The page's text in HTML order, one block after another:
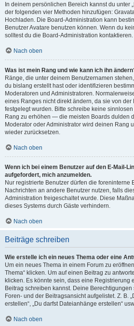
In deinem persönlichen Bereich kannst du unter
der folgenden vier Methoden hinzufügen:
Hochladen. Die Board-Administration kann
Benutzer Avatare benutzen können. Wenn du
solltest du die Board-Administration kontaktieren.
Nach oben
Was ist mein Rang und wie kann ich ihn
Ränge, die unter deinem Benutzernamen
du bislang erstellt hast oder identifizieren
Moderatoren und Administratoren.
eines Ranges nicht direkt ändern, da sie von der
festgelegt wurden. Bitte schreibe keine
Rang zu erhöhen — die meisten Boards dulden
Moderator oder Administrator wird deinen Rang
wieder zurücksetzen.
Nach oben
Wenn ich bei einem Benutzer auf den E-Mail-
aufgefordert, mich anzumelden.
Nur registrierte Benutzer dürfen die foreninterne
Nachrichten an andere Benutzer nutzen, falls
Administration freigeschaltet wurde. Diese
dieses Systems durch Gäste verhindern.
Nach oben
Beiträge schreiben
Wie erstelle ich ein neues Thema oder eine
Um ein neues Thema in einem Forum zu
Thema“ klicken. Um auf einen Beitrag zu
klicken. Es könnte sein, dass eine Registrierung
Beitrag schreiben kannst. Deine
Foren- und der Beitragsansicht aufgelistet. Z. B.
erstellen“, „Du darfst Dateianhänge erstellen“
Nach oben